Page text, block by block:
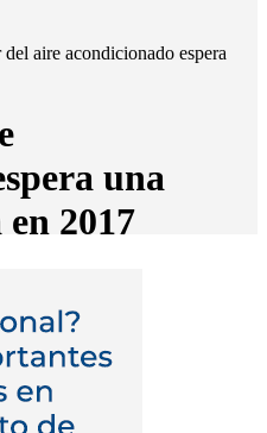
del aire acondicionado espera
una
2017